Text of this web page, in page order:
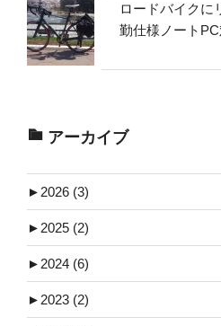
ロードバイクに
勤仕様ノート
アーカイブ
► 2026 (3)
► 2025 (2)
► 2024 (6)
► 2023 (2)